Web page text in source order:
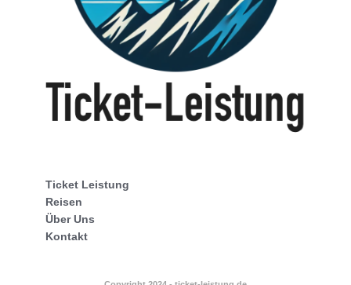
Ticket Leistung
Reisen
Über Uns
Kontakt